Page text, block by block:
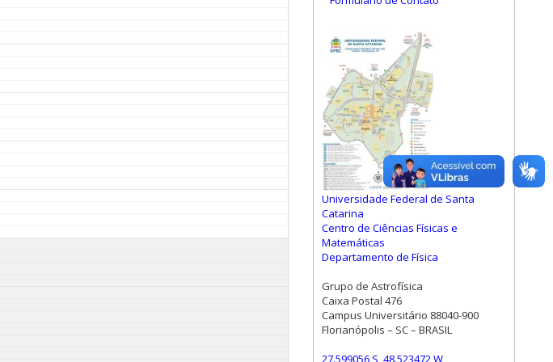
Universidade Federal de Santa
Catarina
Centro de Ciências Físicas e
Matemáticas
Departamento de Física
Grupo de Astrofísica
Caixa Postal 476
Campus Universitário 88040-900
Florianópolis – SC – BRASIL
27.599056 S, 48.523472 W